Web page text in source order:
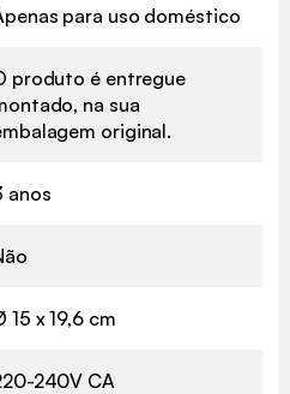
para uso doméstico
produto é entregue
na sua
original.
anos
15 x 19,6 cm
240V CA